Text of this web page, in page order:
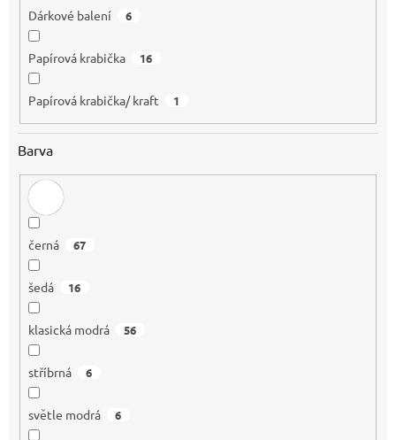
Dárkové balení 6
Papírová krabička 16
Papírová krabička/ kraft 1
Barva
černá 67
šedá 16
klasická modrá 56
stříbrná 6
světle modrá 6